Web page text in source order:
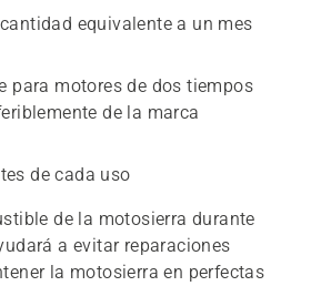
equivalente a un mes
para motores de dos tiempos
de la marca
de cada uso
de la motosierra durante
a evitar reparaciones
la motosierra en perfectas